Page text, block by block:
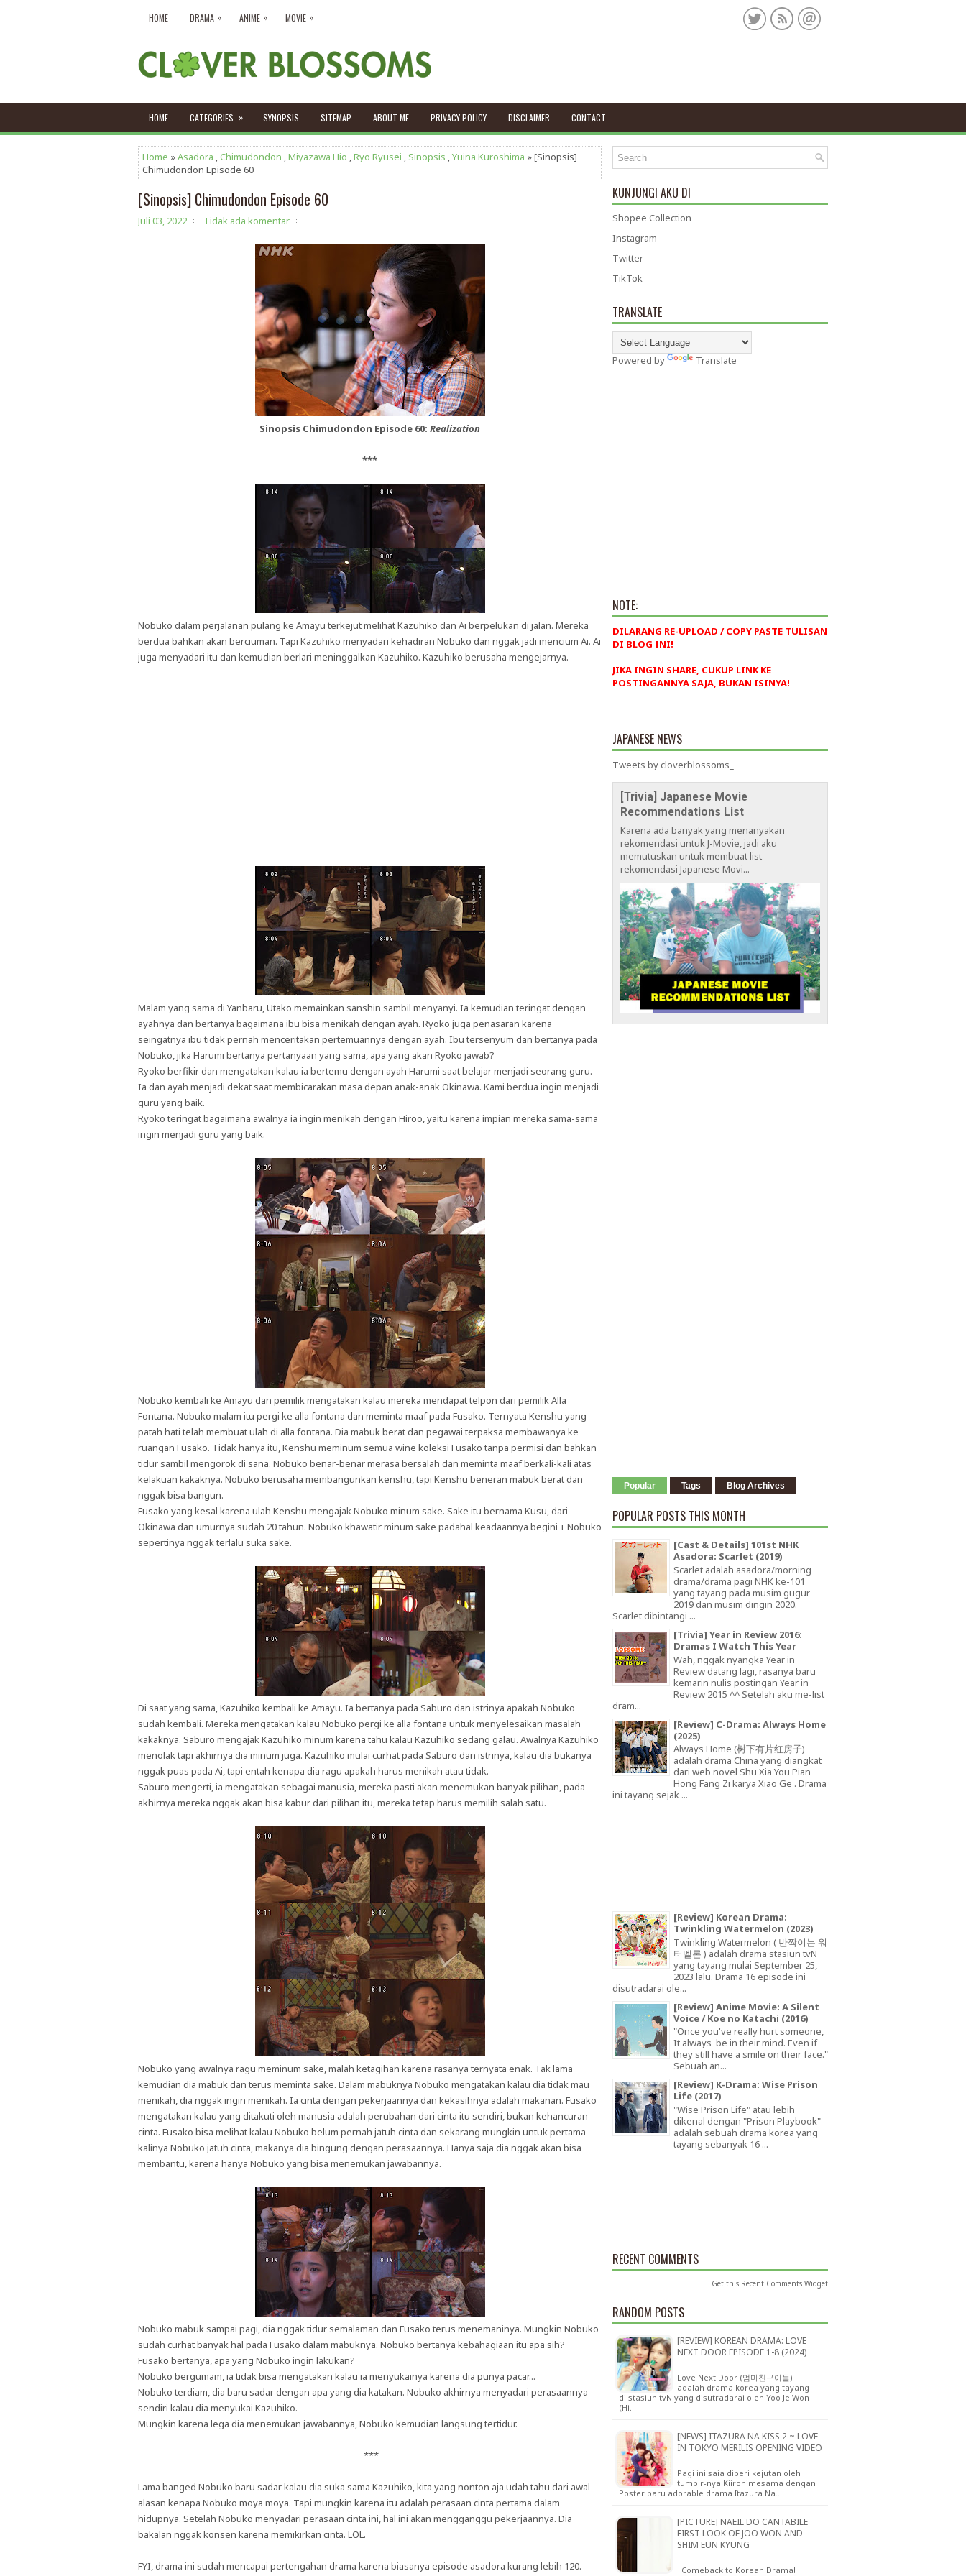
HOME DRAMA » ANIME » MOVIE »
HOME CATEGORIES » SYNOPSIS SITEMAP ABOUT ME PRIVACY POLICY DISCLAIMER CONTACT
Home »Asadora ,Chimudondon ,Miyazawa Hio ,Ryo Ryusei , Sinopsis ,Yuina Kuroshima » [Sinopsis]
Chimudondon Episode 60
[Sinopsis] Chimudondon Episode 60
Juli 03, 2022 Tidak ada komentar
Sinopsis Chimudondon Episode 60: Realization
***
Nobuko dalam perjalanan pulang ke Amayu terkejut melihat Kazuhiko dan Ai berpelukan di jalan. Mereka
berdua bahkan akan berciuman. Tapi Kazuhiko menyadari kehadiran Nobuko dan nggak jadi mencium Ai. Ai
juga menyadari itu dan kemudian berlari meninggalkan Kazuhiko. Kazuhiko berusaha mengejarnya.
Malam yang sama di Yanbaru, Utako memainkan sanshin sambil menyanyi. Ia kemudian teringat dengan
ayahnya dan bertanya bagaimana ibu bisa menikah dengan ayah. Ryoko juga penasaran karena
seingatnya ibu tidak pernah menceritakan pertemuannya dengan ayah. Ibu tersenyum dan bertanya pada
Nobuko, jika Harumi bertanya pertanyaan yang sama, apa yang akan Ryoko jawab?
Ryoko berfikir dan mengatakan kalau ia bertemu dengan ayah Harumi saat belajar menjadi seorang guru.
Ia dan ayah menjadi dekat saat membicarakan masa depan anak-anak Okinawa. Kami berdua ingin menjadi
guru yang baik.
Ryoko teringat bagaimana awalnya ia ingin menikah dengan Hiroo, yaitu karena impian mereka sama-sama
ingin menjadi guru yang baik.
Nobuko kembali ke Amayu dan pemilik mengatakan kalau mereka mendapat telpon dari pemilik Alla
Fontana. Nobuko malam itu pergi ke alla fontana dan meminta maaf pada Fusako. Ternyata Kenshu yang
patah hati telah membuat ulah di alla fontana. Dia mabuk berat dan pegawai terpaksa membawanya ke
ruangan Fusako. Tidak hanya itu, Kenshu meminum semua wine koleksi Fusako tanpa permisi dan bahkan
tidur sambil mengorok di sana. Nobuko benar-benar merasa bersalah dan meminta maaf berkali-kali atas
kelakuan kakaknya. Nobuko berusaha membangunkan kenshu, tapi Kenshu beneran mabuk berat dan
nggak bisa bangun.
Fusako yang kesal karena ulah Kenshu mengajak Nobuko minum sake. Sake itu bernama Kusu, dari
Okinawa dan umurnya sudah 20 tahun. Nobuko khawatir minum sake padahal keadaannya begini + Nobuko
sepertinya nggak terlalu suka sake.
Di saat yang sama, Kazuhiko kembali ke Amayu. Ia bertanya pada Saburo dan istrinya apakah Nobuko
sudah kembali. Mereka mengatakan kalau Nobuko pergi ke alla fontana untuk menyelesaikan masalah
kakaknya. Saburo mengajak Kazuhiko minum karena tahu kalau Kazuhiko sedang galau. Awalnya Kazuhiko
menolak tapi akhirnya dia minum juga. Kazuhiko mulai curhat pada Saburo dan istrinya, kalau dia bukanya
nggak puas pada Ai, tapi entah kenapa dia ragu apakah harus menikah atau tidak.
Saburo mengerti, ia mengatakan sebagai manusia, mereka pasti akan menemukan banyak pilihan, pada
akhirnya mereka nggak akan bisa kabur dari pilihan itu, mereka tetap harus memilih salah satu.
Nobuko yang awalnya ragu meminum sake, malah ketagihan karena rasanya ternyata enak. Tak lama
kemudian dia mabuk dan terus meminta sake. Dalam mabuknya Nobuko mengatakan kalau dia tidak mau
menikah, dia nggak ingin menikah. Ia cinta dengan pekerjaannya dan kekasihnya adalah makanan. Fusako
mengatakan kalau yang ditakuti oleh manusia adalah perubahan dari cinta itu sendiri, bukan kehancuran
cinta. Fusako bisa melihat kalau Nobuko belum pernah jatuh cinta dan sekarang mungkin untuk pertama
kalinya Nobuko jatuh cinta, makanya dia bingung dengan perasaannya. Hanya saja dia nggak akan bisa
membantu, karena hanya Nobuko yang bisa menemukan jawabannya.
Nobuko mabuk sampai pagi, dia nggak tidur semalaman dan Fusako terus menemaninya. Mungkin Nobuko
sudah curhat banyak hal pada Fusako dalam mabuknya. Nobuko bertanya kebahagiaan itu apa sih?
Fusako bertanya, apa yang Nobuko ingin lakukan?
Nobuko bergumam, ia tidak bisa mengatakan kalau ia menyukainya karena dia punya pacar...
Nobuko terdiam, dia baru sadar dengan apa yang dia katakan. Nobuko akhirnya menyadari perasaannya
sendiri kalau dia menyukai Kazuhiko.
Mungkin karena lega dia menemukan jawabannya, Nobuko kemudian langsung tertidur.
***
Lama banged Nobuko baru sadar kalau dia suka sama Kazuhiko, kita yang nonton aja udah tahu dari awal
alasan kenapa Nobuko moya moya. Tapi mungkin karena itu adalah perasaan cinta pertama dalam
hidupnya. Setelah Nobuko menyadari perasaan cinta ini, hal ini akan mengganggu pekerjaannya. Dia
bakalan nggak konsen karena memikirkan cinta. LOL.
FYI, drama ini sudah mencapai pertengahan drama karena biasanya episode asadora kurang lebih 120.
KUNJUNGI AKU DI
Shopee Collection
Instagram
Twitter
TikTok
TRANSLATE
Powered by Translate
NOTE:
DILARANG RE-UPLOAD / COPY PASTE TULISAN
DI BLOG INI!
JIKA INGIN SHARE, CUKUP LINK KE
POSTINGANNYA SAJA, BUKAN ISINYA!
JAPANESE NEWS
Tweets by cloverblossoms_
[Trivia] Japanese Movie
Recommendations List
Karena ada banyak yang menanyakan
rekomendasi untuk J-Movie, jadi aku
memutuskan untuk membuat list
rekomendasi Japanese Movi...
Popular Tags Blog Archives
POPULAR POSTS THIS MONTH
[Cast & Details] 101st NHK
Asadora: Scarlet (2019)
Scarlet adalah asadora/morning
drama/drama pagi NHK ke-101
yang tayang pada musim gugur
2019 dan musim dingin 2020.
Scarlet dibintangi ...
[Trivia] Year in Review 2016:
Dramas I Watch This Year
Wah, nggak nyangka Year in
Review datang lagi, rasanya baru
kemarin nulis postingan Year in
Review 2015 ^^ Setelah aku me-list
dram...
[Review] C-Drama: Always Home
(2025)
Always Home (树下有片红房子)
adalah drama China yang diangkat
dari web novel Shu Xia You Pian
Hong Fang Zi karya Xiao Ge . Drama
ini tayang sejak ...
[Review] Korean Drama:
Twinkling Watermelon (2023)
Twinkling Watermelon ( 반짝이는 워
터멜론 ) adalah drama stasiun tvN
yang tayang mulai September 25,
2023 lalu. Drama 16 episode ini
disutradarai ole...
[Review] Anime Movie: A Silent
Voice / Koe no Katachi (2016)
"Once you've really hurt someone,
It always be in their mind. Even if
they still have a smile on their face."
Sebuah an...
[Review] K-Drama: Wise Prison
Life (2017)
"Wise Prison Life" atau lebih
dikenal dengan "Prison Playbook"
adalah sebuah drama korea yang
tayang sebanyak 16 ...
RECENT COMMENTS
Get this Recent Comments Widget
RANDOM POSTS
[REVIEW] KOREAN DRAMA: LOVE
NEXT DOOR EPISODE 1-8 (2024)
Love Next Door (엄마친구아들)
adalah drama korea yang tayang
di stasiun tvN yang disutradarai oleh Yoo Je Won
(Hi…
[NEWS] ITAZURA NA KISS 2 ~ LOVE
IN TOKYO MERILIS OPENING VIDEO
Pagi ini saia diberi kejutan oleh
tumblr-nya Kiirohimesama dengan
Poster baru adorable drama Itazura Na…
[PICTURE] NAEIL DO CANTABILE
FIRST LOOK OF JOO WON AND
SHIM EUN KYUNG
Comeback to Korean Drama!